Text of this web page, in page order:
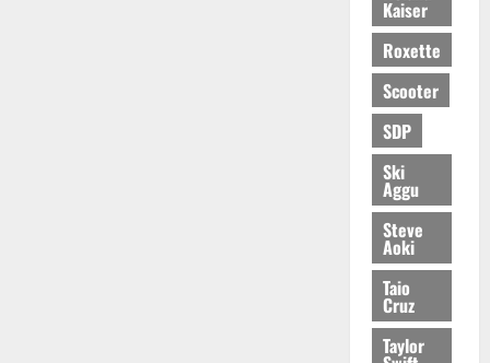
Kaiser
Roxette
Scooter
SDP
Ski
Aggu
Steve
Aoki
Taio
Cruz
Taylor